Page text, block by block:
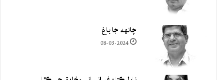
چانهه جا باغ
08-03-2024